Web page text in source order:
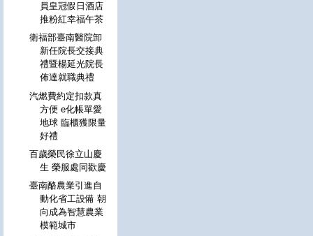
員皇冠假日酒店
推粉紅幸福午茶
衛福部臺南醫院卸
新任院長交接典
禮暨楊延光院長
佈達就職典禮
汽燃費約定扣款真
方便 e化帳單愛
地球 臨櫃獲限量
好禮
百歲榮民徐立山慶
生 榮服處同歡慶
臺南酪農業引進自
動化省工設備 朝
向成為智慧農業
模範城市